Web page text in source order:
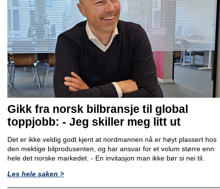
Gikk fra norsk bilbransje til global
toppjobb: - Jeg skiller meg litt ut
Det er ikke veldig godt kjent at nordmannen nå er høyt plassert hos
den mektige bilprodusenten, og har ansvar for et volum større enn
hele det norske markedet. - En invitasjon man ikke bør si nei til.
Les hele saken >